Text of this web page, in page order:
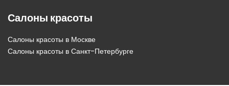
Салоны красоты
Салоны красоты в Москве
Салоны красоты в Санкт-Петербурге